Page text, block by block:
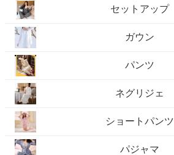
セットアップ
ガウン
パンツ
ネグリジェ
ショートパンツ
パジャマ